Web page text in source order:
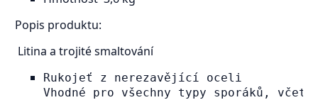
Popis produktu:
Litina a trojité smaltování
Rukojeť z nerezavějící oceli
Vhodné pro všechny typy sporáků,